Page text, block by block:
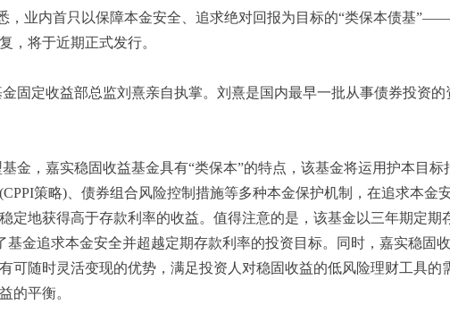
业内首只以保障本金安全、追求绝对回报为目标的“类保本债基
，将于近期正式发行。
固定收益部总监刘熹亲自执掌。刘熹是国内最早一批从事债券投资的
金，嘉实稳固收益基金具有“类保本”的特点，该基金将运用护本目标
策略)、债券组合风险控制措施等多种本金保护机制，在追求本金
定地获得高于存款利率的收益。值得注意的是，该基金以三年期定期
基金追求本金安全并超越定期存款利率的投资目标。同时，嘉实稳固
可随时灵活变现的优势，满足投资人对稳固收益的低风险理财工具的
的平衡。